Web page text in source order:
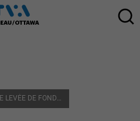
UNE LEVÉE DE FONDS DES PLUS RÉUSSIES AU GALA DU SERVICE DE POLICE D’OTTAWA